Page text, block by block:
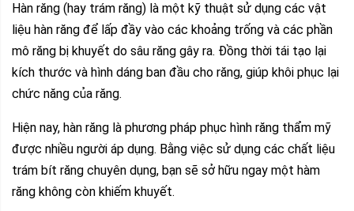
Hàn răng (hay trám răng) là một kỹ thuật sử dụng các vật
liệu hàn răng để lấp đầy vào các khoảng trống và các phần
mô răng bị khuyết do sâu răng gây ra. Đồng thời tái tạo lại
kích thước và hình dáng ban đầu cho răng, giúp khôi phục lại
chức năng của răng.
Hiện nay, hàn răng là phương pháp phục hình răng thẩm mỹ
được nhiều người áp dụng. Bằng việc sử dụng các chất liệu
trám bít răng chuyên dụng, bạn sẽ sở hữu ngay một hàm
răng không còn khiếm khuyết.